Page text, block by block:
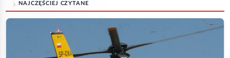
NAJCZĘŚCIEJ CZYTANE